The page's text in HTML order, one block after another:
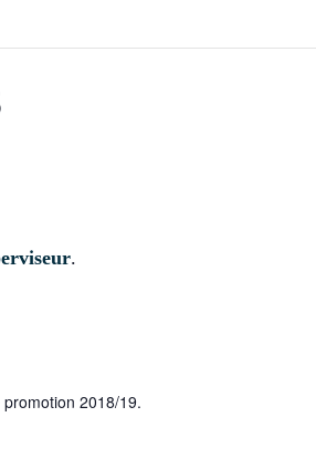
.
2018/19.